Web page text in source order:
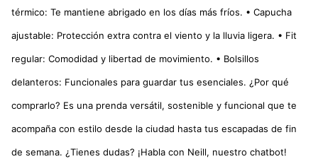
térmico: Te mantiene abrigado en los días más fríos. • Capucha
ajustable: Protección extra contra el viento y la lluvia ligera. • Fit
regular: Comodidad y libertad de movimiento. • Bolsillos
delanteros: Funcionales para guardar tus esenciales. ¿Por qué
comprarlo? Es una prenda versátil, sostenible y funcional que te
acompaña con estilo desde la ciudad hasta tus escapadas de fin
de semana. ¿Tienes dudas? ¡Habla con Neill, nuestro chatbot!